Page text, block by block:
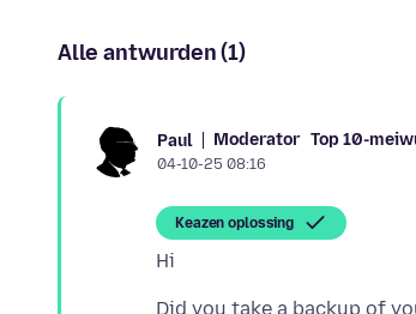
Alle antwurden (1)
Paul Moderator Top 10-
04-10-25 08:16
Keazen oplossing